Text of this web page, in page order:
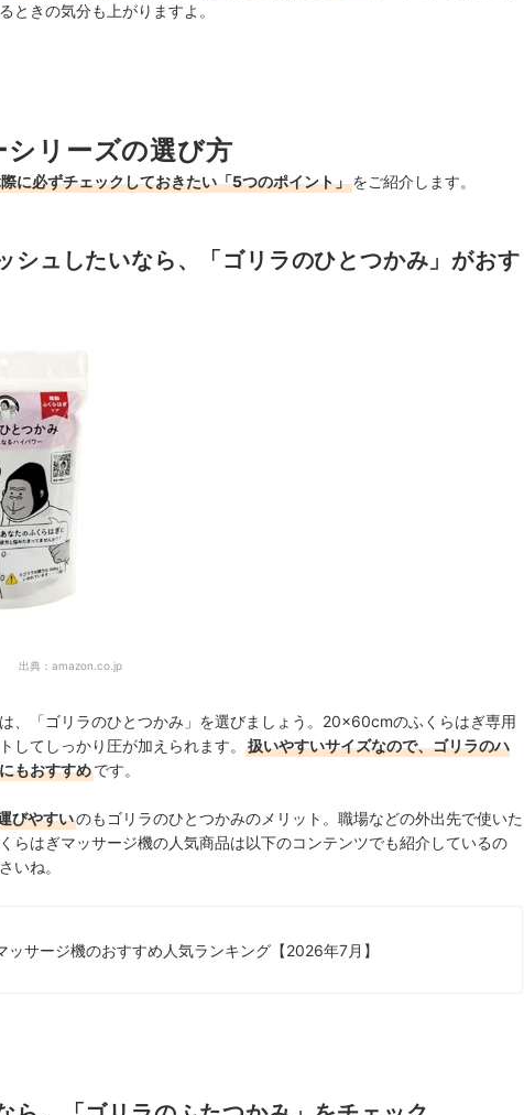
ときの気分も上がりますよ。
リーズの選び方
に必ずチェックしておきたい「5つのポイント」をご紹介します。
シュしたいなら、「ゴリラのひとつかみ」がおす
出典： amazon.co.jp
、「ゴリラのひとつかみ」を選びましょう。20×60cmのふくらはぎ専用
してしっかり圧が加えられます。
扱いやすいサイズなので、ゴリラのハ
もおすすめです。
びやすいのもゴリラのひとつかみのメリット。職場などの外出先で使いた
らはぎマッサージ機の人気商品は以下のコンテンツでも紹介しているの
いね。
ッサージ機のおすすめ人気ランキング【2026年7月】